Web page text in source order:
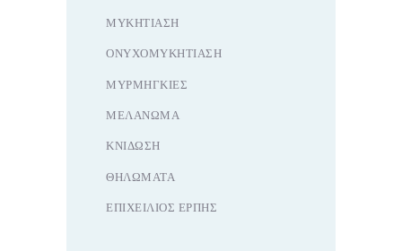
ΜΥΚΗΤΊΑΣΗ
ΟΝΥΧΟΜΥΚΗΤΊΑΣΗ
ΜΥΡΜΗΓΚΙΈΣ
ΜΕΛΆΝΩΜΑ
ΚΝΊΔΩΣΗ
ΘΗΛΏΜΑΤΑ
ΕΠΙΧΕΊΛΙΟΣ ΈΡΠΗΣ